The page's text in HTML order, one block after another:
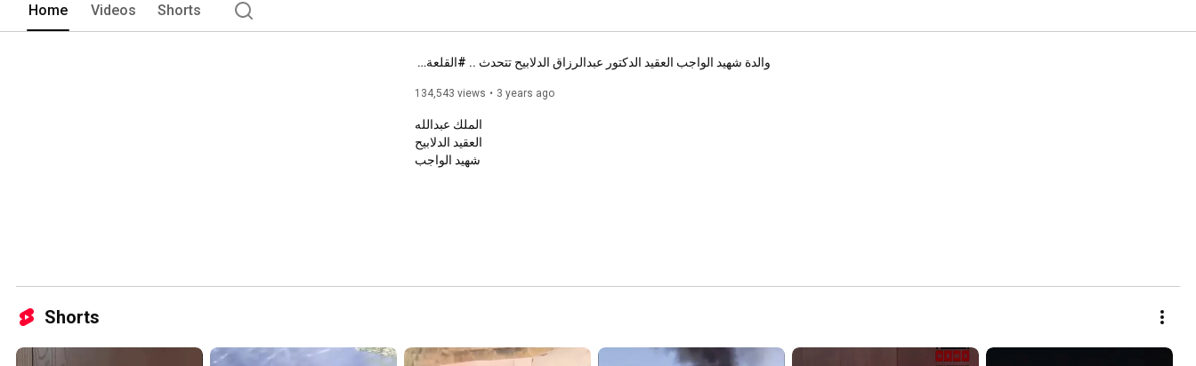
Home Videos Shorts
والدة شهيد الواجب العقيد الدكتور عبدالرزاق الدلابيح تتحدث .. #القلعة_نيوز
134,543 views 3 years ago
الملك عبدالله
العقيد الدلابيح
شهيد الواجب
Shorts